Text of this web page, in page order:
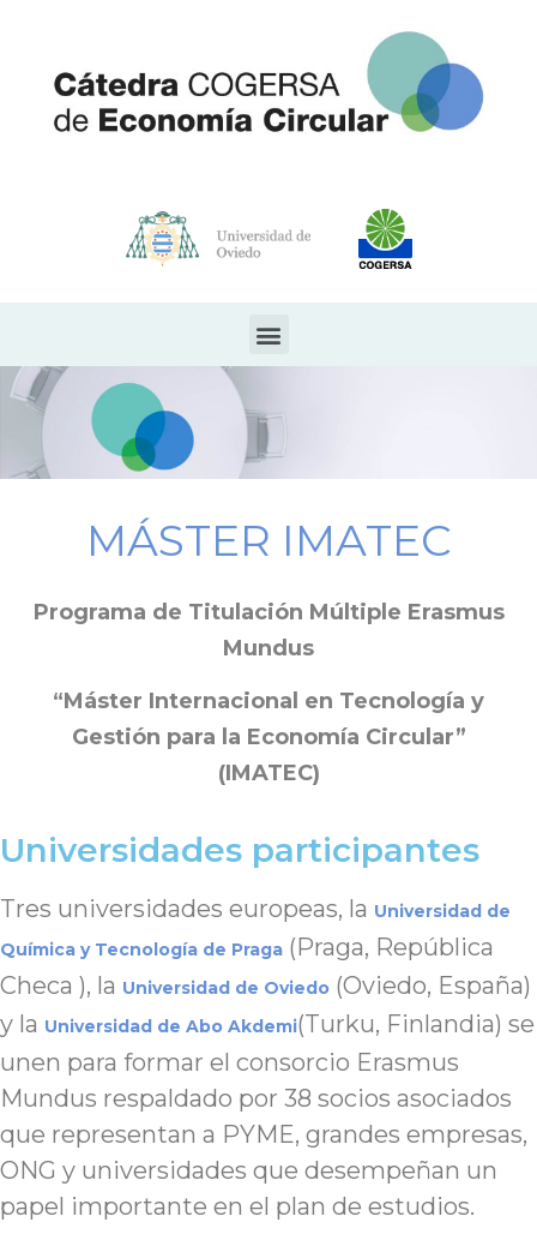
MÁSTER IMATEC
Programa de Titulación Múltiple Erasmus
Mundus
“Máster Internacional en Tecnología y
Gestión para la Economía Circular”
(IMATEC)
Universidades participantes
Tres universidades europeas, la Universidad de
Química y Tecnología de Praga (Praga, República
Checa ), la Universidad de Oviedo (Oviedo, España)
y la Universidad de Abo Akdemi(Turku, Finlandia) se
unen para formar el consorcio Erasmus
Mundus respaldado por 38 socios asociados
que representan a PYME, grandes empresas,
ONG y universidades que desempeñan un
papel importante en el plan de estudios.